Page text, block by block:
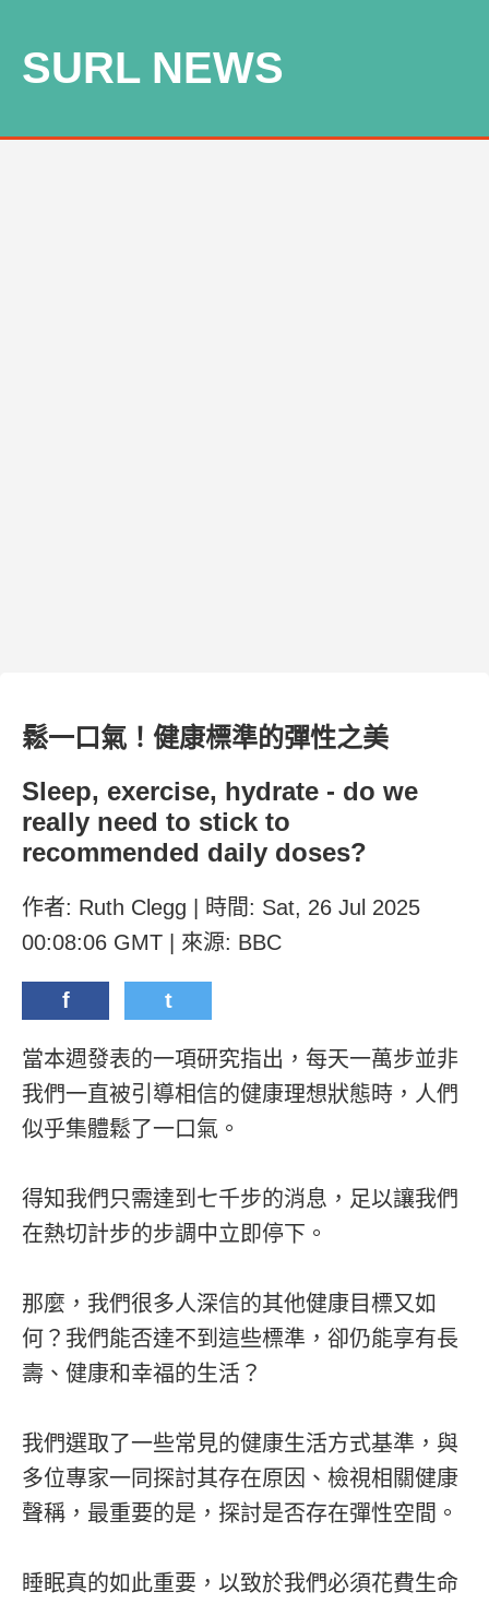
SURL NEWS
鬆一口氣！健康標準的彈性之美
Sleep, exercise, hydrate - do we
really need to stick to
recommended daily doses?
作者: Ruth Clegg | 時間: Sat, 26 Jul 2025
00:08:06 GMT | 來源: BBC
f t
當本週發表的一項研究指出，每天一萬步並非
我們一直被引導相信的健康理想狀態時，人們
似乎集體鬆了一口氣。
得知我們只需達到七千步的消息，足以讓我們
在熱切計步的步調中立即停下。
那麼，我們很多人深信的其他健康目標又如
何？我們能否達不到這些標準，卻仍能享有長
壽、健康和幸福的生活？
我們選取了一些常見的健康生活方式基準，與
多位專家一同探討其存在原因、檢視相關健康
聲稱，最重要的是，探討是否存在彈性空間。
睡眠真的如此重要，以致於我們必須花費生命